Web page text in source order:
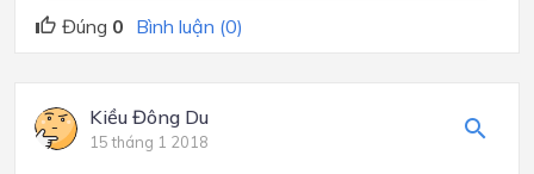
Đúng 0 Bình luận (0)
Kiều Đông Du
15 tháng 1 2018